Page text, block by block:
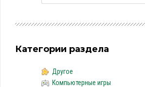
Категории раздела
Другое
Компьютерные игры